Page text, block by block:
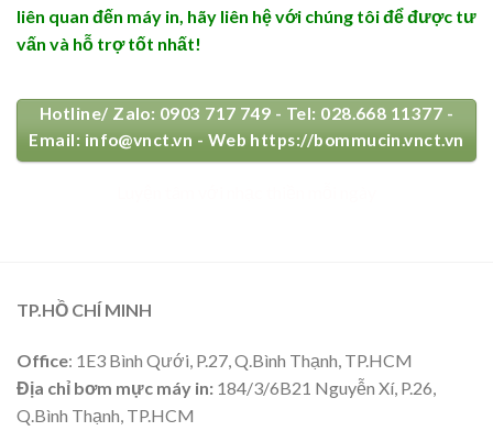
liên quan đến máy in, hãy liên hệ với chúng tôi để được tư
vấn và hỗ trợ tốt nhất!
Hotline/ Zalo: 0903 717 749 - Tel: 028.668 11377 -
Email: info@vnct.vn - Web https://bommucin.vnct.vn
TP.HỒ CHÍ MINH
Office: 1E3 Bình Qưới, P.27, Q.Bình Thạnh, TP.HCM
Địa chỉ bơm mực máy in: 184/3/6B21 Nguyễn Xí, P.26,
Q.Bình Thạnh, TP.HCM